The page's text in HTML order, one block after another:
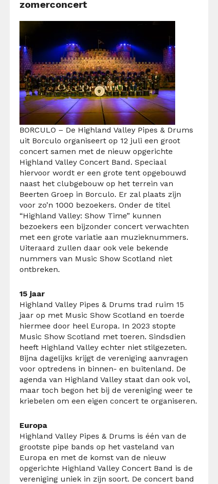
zomerconcert
BORCULO – De Highland Valley Pipes & Drums
uit Borculo organiseert op 12 juli een groot
concert samen met de nieuw opgerichte
Highland Valley Concert Band. Speciaal
hiervoor wordt er een grote tent opgebouwd
naast het clubgebouw op het terrein van
Beerten Groep in Borculo. Er zal plaats zijn
voor zo’n 1000 bezoekers. Onder de titel
“Highland Valley: Show Time” kunnen
bezoekers een bijzonder concert verwachten
met een grote variatie aan muzieknummers.
Uiteraard zullen daar ook vele bekende
nummers van Music Show Scotland niet
ontbreken.
15 jaar
Highland Valley Pipes & Drums trad ruim 15
jaar op met Music Show Scotland en toerde
hiermee door heel Europa. In 2023 stopte
Music Show Scotland met toeren. Sindsdien
heeft Highland Valley echter niet stilgezeten.
Bijna dagelijks krijgt de vereniging aanvragen
voor optredens in binnen- en buitenland. De
agenda van Highland Valley staat dan ook vol,
maar toch begon het bij de vereniging weer te
kriebelen om een eigen concert te organiseren.
Europa
Highland Valley Pipes & Drums is één van de
grootste pipe bands op het vasteland van
Europa en met de komst van de nieuw
opgerichte Highland Valley Concert Band is de
vereniging uniek in zijn soort. De concert band